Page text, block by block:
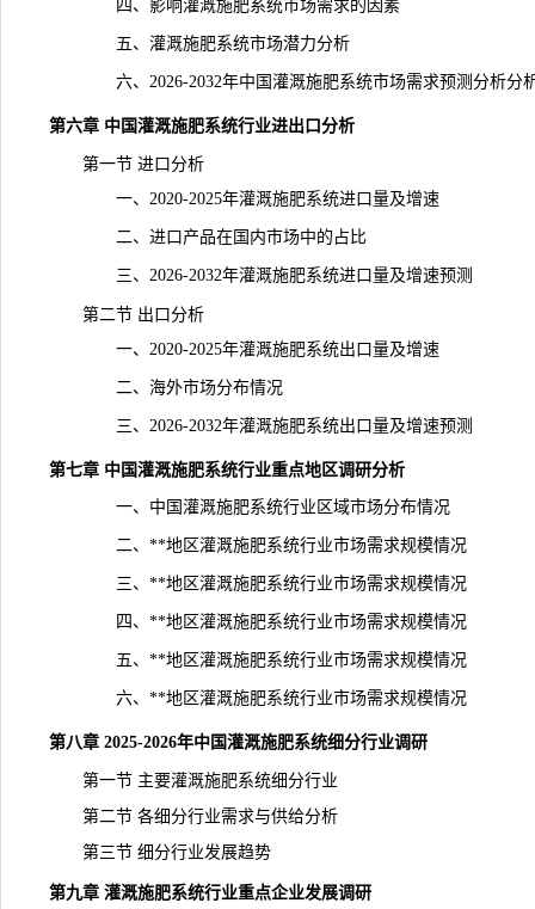
四、影响灌溉施肥系统市场需求的因素
五、灌溉施肥系统市场潜力分析
六、2026-2032年中国灌溉施肥系统市场需求预测分析分
第六章 中国灌溉施肥系统行业进出口分析
第一节 进口分析
一、2020-2025年灌溉施肥系统进口量及增速
二、进口产品在国内市场中的占比
三、2026-2032年灌溉施肥系统进口量及增速预测
第二节 出口分析
一、2020-2025年灌溉施肥系统出口量及增速
二、海外市场分布情况
三、2026-2032年灌溉施肥系统出口量及增速预测
第七章 中国灌溉施肥系统行业重点地区调研分析
一、中国灌溉施肥系统行业区域市场分布情况
二、**地区灌溉施肥系统行业市场需求规模情况
三、**地区灌溉施肥系统行业市场需求规模情况
四、**地区灌溉施肥系统行业市场需求规模情况
五、**地区灌溉施肥系统行业市场需求规模情况
六、**地区灌溉施肥系统行业市场需求规模情况
第八章 2025-2026年中国灌溉施肥系统细分行业调研
第一节 主要灌溉施肥系统细分行业
第二节 各细分行业需求与供给分析
第三节 细分行业发展趋势
第九章 灌溉施肥系统行业重点企业发展调研